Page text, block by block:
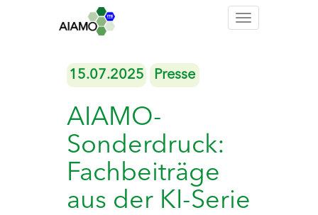
Toggle
15.07.2025 Presse
AIAMO-
Sonderdruck:
Fachbeiträge
aus der KI-Serie